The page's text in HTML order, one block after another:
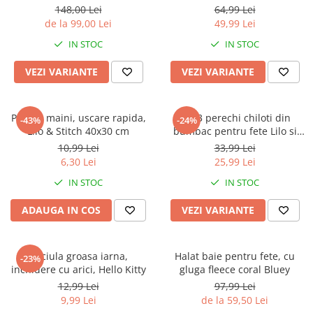
Batman
Star Wars
R-Walker
Pokemon
Baby Shark
Testoasele Ninja
Fireman Sam
Disney
Frozen Disney
Printesele Disney
Disney
Mickey Mouse Disney
Baby Shark
Pokemon
Pink Panther
Bing
Marie Cat
Skateboard
Casti protectie sport
Manusi sport
Vehicule
Casute si Locuri de joaca
Sporturi de interior
148,00 Lei
de la 99,00 Lei
IN STOC
VEZI VARIANTE
64,99 Lei
49,99 Lei
IN STOC
VEZI VARIANTE
-43%
Prosop maini, uscare rapida,
Lilo & Stitch 40x30 cm
10,99 Lei
6,30 Lei
IN STOC
ADAUGA IN COS
-24%
Set 3 perechi chiloti din
bumbac pentru fete Lilo si
Stitch
33,99 Lei
25,99 Lei
IN STOC
VEZI VARIANTE
-23%Caciula groasa iarna,
inchidere cu arici, Hello Kitty
12,99 Lei
9,99 Lei
Halat baie pentru fete, cu
gluga fleece coral Bluey
97,99 Lei
de la 59,50 Lei